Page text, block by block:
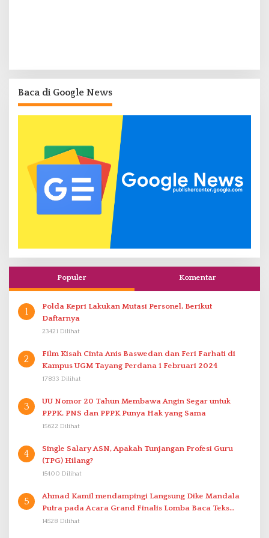
Baca di Google News
Populer Komentar
1
Polda Kepri Lakukan Mutasi Personel, Berikut
Daftarnya
23421 Dilihat
2
Film Kisah Cinta Anis Baswedan dan Feri Farhati di
Kampus UGM Tayang Perdana 1 Februari 2024
17833 Dilihat
3
UU Nomor 20 Tahun Membawa Angin Segar untuk
PPPK. PNS dan PPPK Punya Hak yang Sama
15622 Dilihat
4
Single Salary ASN, Apakah Tunjangan Profesi Guru
(TPG) Hilang?
15400 Dilihat
5
Ahmad Kamil mendampingi Langsung Dike Mandala
Putra pada Acara Grand Finalis Lomba Baca Teks
Proklamasi Mirip Bung Karno di Bali
14528 Dilihat